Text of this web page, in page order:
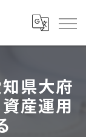
県大府
産運用